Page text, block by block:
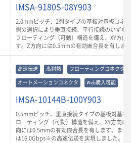
IMSA-9180S-08Y903
2.0mmピッチ、2列タイプの基板対基板コネ
側の選択により垂直接続、平行接続のいずれ
フローティング（可動）構造を備え、XY方向
す。Z方向には0.5mmの有効嵌合長を有しま
高速伝送 高耐熱 フローティングコネクタ
オートメーションコネクタ Web購入可能
IMSA-10144B-100Y903
0.5mmピッチ、垂直接続タイプの基板対基板
ローティング（可動）構造を備え、XY方向に
向には0.5mmの有効嵌合長を有します。また
は16.0Gbps※の高速伝送を実現しました。高